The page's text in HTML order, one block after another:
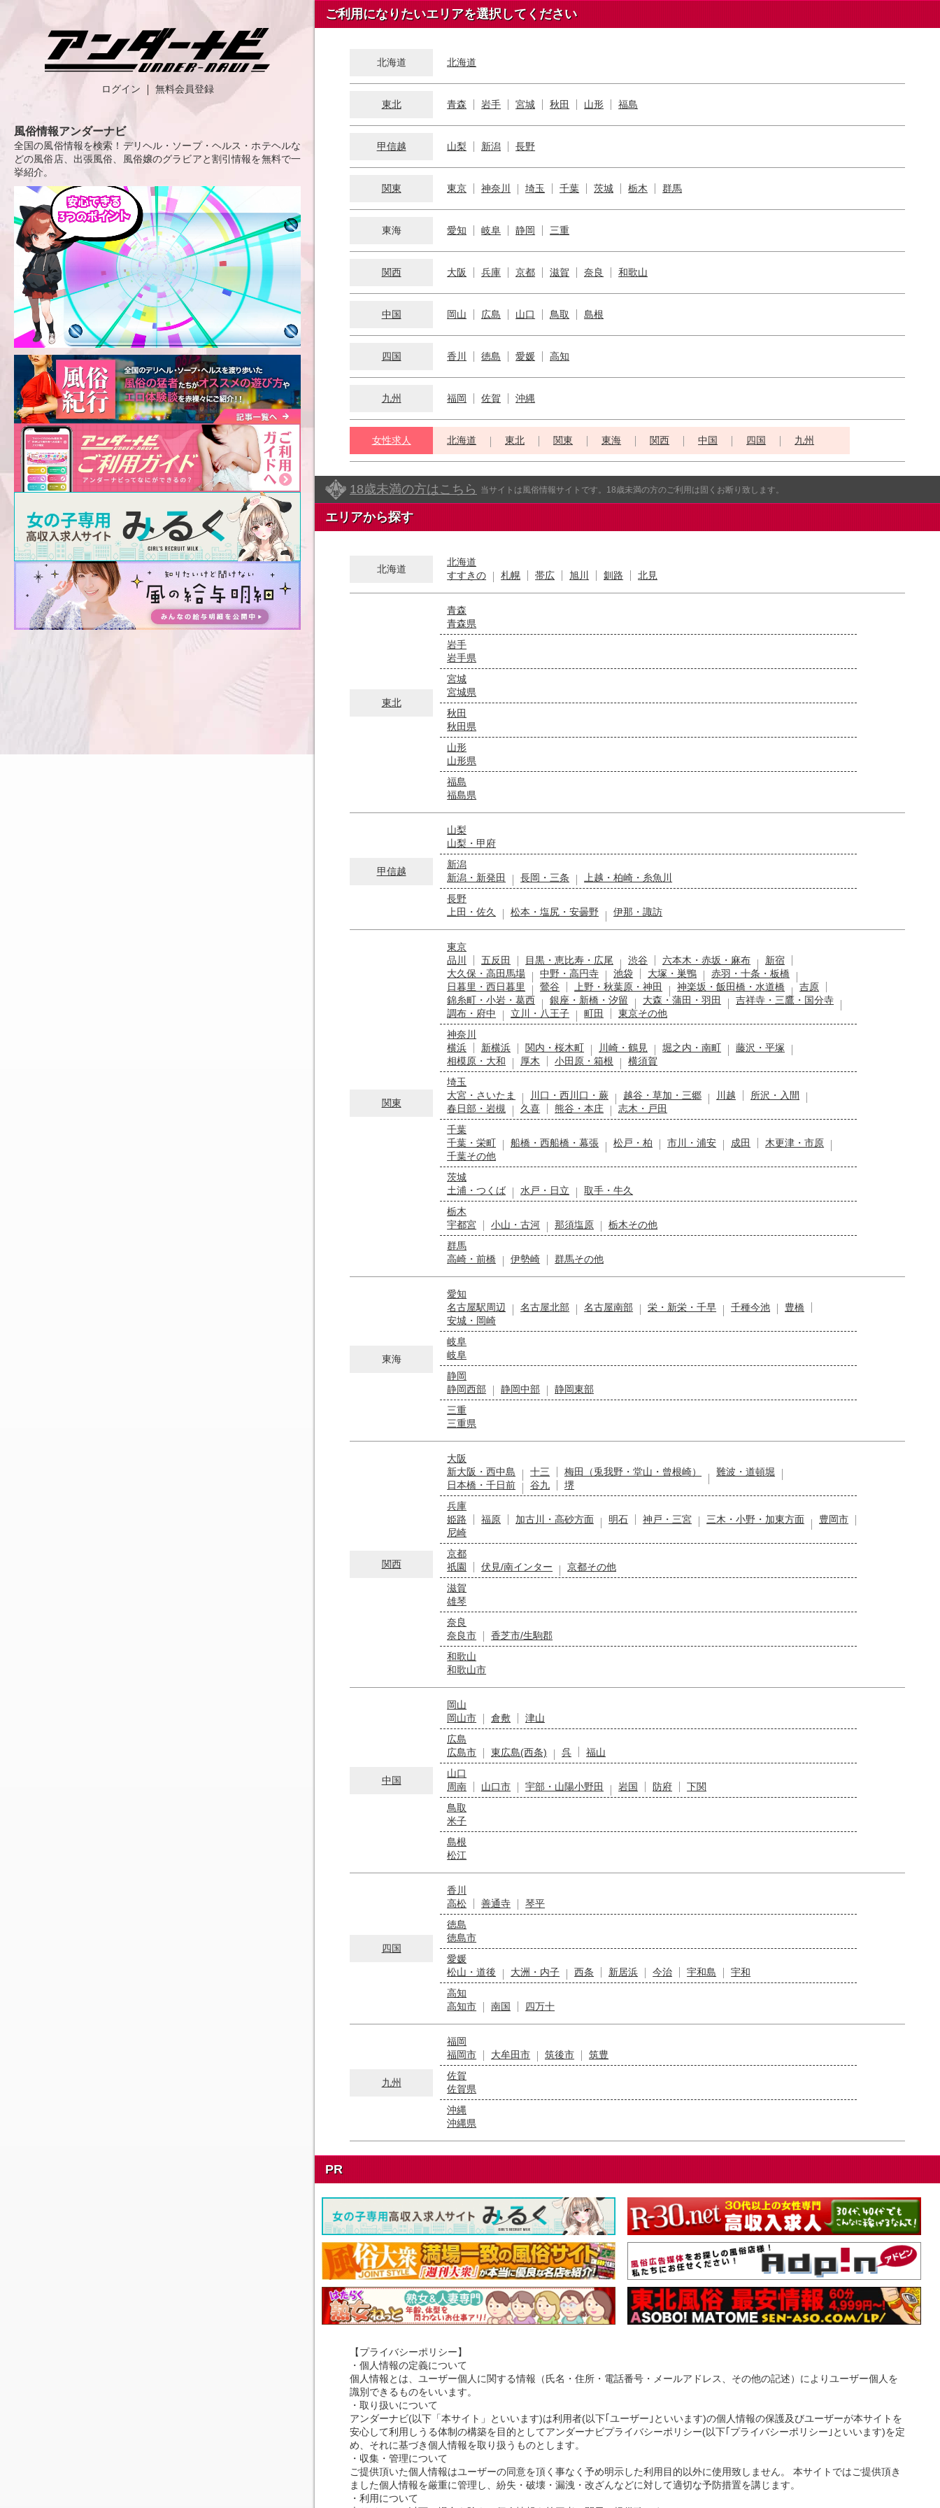
ログイン 無料会員登録
風俗情報アンダーナビ
全国の風俗情報を検索！デリヘル・ソープ・ヘルス・ホテヘルな
どの風俗店、出張風俗、風俗嬢のグラビアと割引情報を無料で一
挙紹介。
ご利用になりたいエリアを選択してください
北海道 北海道
東北 青森 岩手 宮城 秋田 山形 福島
甲信越 山梨 新潟 長野
関東 東京 神奈川 埼玉 千葉 茨城 栃木 群馬
東海 愛知 岐阜 静岡 三重
関西 大阪 兵庫 京都 滋賀 奈良 和歌山
中国 岡山 広島 山口 鳥取 島根
四国 香川 徳島 愛媛 高知
九州 福岡 佐賀 沖縄
女性求人 北海道 東北 関東 東海 関西 中国 四国 九州
18歳未満の方はこちら 当サイトは風俗情報サイトです。18歳未満の方のご利用は固くお断り致します。
エリアから探す
北海道
北海道
すすきの
札幌 帯広 旭川 釧路 北見
東北
青森
青森県
岩手
岩手県
宮城
宮城県
秋田
秋田県
山形
山形県
福島
福島県
甲信越
山梨
山梨・甲府
新潟
新潟・新発田
長岡・三条
上越・柏崎・糸魚川
長野
上田・佐久
松本・塩尻・安曇野 伊那・諏訪
関東
東京
品川
五反田 目黒・恵比寿・広尾 渋谷 六本木・赤坂・麻布
新宿
大久保・高田馬場
中野・高円寺 池袋 大塚・巣鴨
赤羽・十条・板橋
日暮里・西日暮里
鶯谷 上野・秋葉原・神田 神楽坂・飯田橋・水道橋
吉原
錦糸町・小岩・葛西
銀座・新橋・汐留 大森・蒲田・羽田
吉祥寺・三鷹・国分寺
調布・府中
立川・八王子 町田
東京その他
神奈川
横浜
新横浜 関内・桜木町 川崎・鶴見 堀之内・南町
藤沢・平塚
相模原・大和
厚木 小田原・箱根
横須賀
埼玉
大宮・さいたま
川口・西川口・蕨 越谷・草加・三郷 川越
所沢・入間
春日部・岩槻
久喜 熊谷・本庄
志木・戸田
千葉
千葉・栄町
船橋・西船橋・幕張 松戸・柏 市川・浦安 成田
木更津・市原
千葉その他
茨城
土浦・つくば
水戸・日立
取手・牛久
栃木
宇都宮
小山・古河 那須塩原
栃木その他
群馬
高崎・前橋
伊勢崎 群馬その他
東海
愛知
名古屋駅周辺
名古屋北部 名古屋南部 栄・新栄・千早 千種今池
豊橋
安城・岡崎
岐阜
岐阜
静岡
静岡西部
静岡中部
静岡東部
三重
三重県
関西
大阪
新大阪・西中島
十三 梅田（兎我野・堂山・曾根崎）
難波・道頓堀
日本橋・千日前
谷九
堺
兵庫
姫路
福原 加古川・高砂方面 明石 神戸・三宮 三木・小野・加東方面
豊岡市
尼崎
京都
祇園
伏見/南インター
京都その他
滋賀
雄琴
奈良
奈良市
香芝市/生駒郡
和歌山
和歌山市
中国
岡山
岡山市
倉敷
津山
広島
広島市
東広島(西条) 呉
福山
山口
周南
山口市 宇部・山陽小野田 岩国 防府
下関
鳥取
米子
島根
松江
四国
香川
高松
善通寺
琴平
徳島
徳島市
愛媛
松山・道後
大洲・内子 西条 新居浜 今治 宇和島
宇和
高知
高知市
南国 四万十
九州
福岡
福岡市
大牟田市 筑後市
筑豊
佐賀
佐賀県
沖縄
沖縄県
PR
【プライバシーポリシー】
・個人情報の定義について
個人情報とは、ユーザー個人に関する情報（氏名・住所・電話番号・メールアドレス、その他の記述）によりユーザー個人を
識別できるものをいいます。
・取り扱いについて
アンダーナビ(以下「本サイト」といいます)は利用者(以下｢ユーザー｣といいます)の個人情報の保護及びユーザーが本サイトを
安心して利用しうる体制の構築を目的としてアンダーナビプライバシーポリシー(以下｢プライバシーポリシー｣といいます)を定
め、それに基づき個人情報を取り扱うものとします。
・収集・管理について
ご提供頂いた個人情報はユーザーの同意を頂く事なく予め明示した利用目的以外に使用致しません。 本サイトではご提供頂き
ました個人情報を厳重に管理し、紛失・破壊・漏洩・改ざんなどに対して適切な予防措置を講じます。
・利用について